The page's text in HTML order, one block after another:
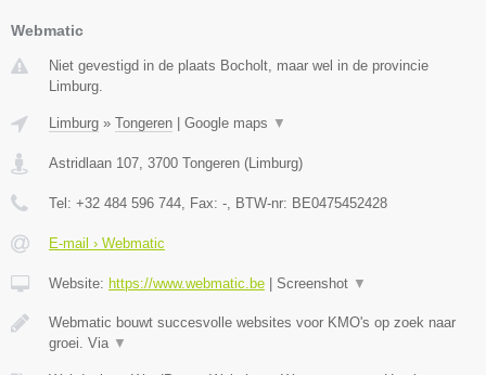
Webmatic
Niet gevestigd in de plaats Bocholt, maar wel in de provincie
Limburg.
Limburg » Tongeren Google maps ▼
Astridlaan 107, 3700 Tongeren (Limburg)
Tel: +32 484 596 744, Fax: -, BTW-nr: BE0475452428
E-mail › Webmatic
Website: https://www.webmatic.be Screenshot ▼
Webmatic bouwt succesvolle websites voor KMO's op zoek naar
groei. Via ▼